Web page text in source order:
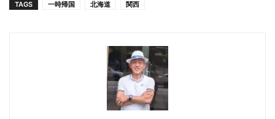
TAGS 一時帰国 北海道 関西